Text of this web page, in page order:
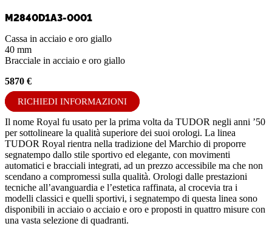
M2840D1A3-0001
Cassa in acciaio e oro giallo
40 mm
Bracciale in acciaio e oro giallo
5870 €
RICHIEDI INFORMAZIONI
Il nome Royal fu usato per la prima volta da TUDOR negli anni ’50
per sottolineare la qualità superiore dei suoi orologi. La linea
TUDOR Royal rientra nella tradizione del Marchio di proporre
segnatempo dallo stile sportivo ed elegante, con movimenti
automatici e bracciali integrati, ad un prezzo accessibile ma che non
scendano a compromessi sulla qualità. Orologi dalle prestazioni
tecniche all’avanguardia e l’estetica raffinata, al crocevia tra i
modelli classici e quelli sportivi, i segnatempo di questa linea sono
disponibili in acciaio o acciaio e oro e proposti in quattro misure con
una vasta selezione di quadranti.